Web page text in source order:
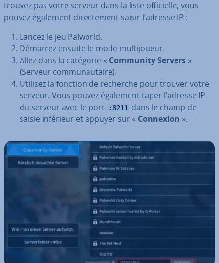
trouvez pas votre serveur dans la liste of­fi­cielle, vous
pouvez également di­rec­te­ment saisir l’adresse IP :
Lancez le jeu Palworld.
Démarrez ensuite le mode mul­ti­joueur.
Allez dans la catégorie « Community Servers »
(Serveur com­mu­nau­taire).
Utilisez la fonction de recherche pour trouver votre
serveur. Vous pouvez également taper l’adresse IP
du serveur avec le port
:8211
dans le champ de
saisie inférieur et appuyer sur « Connexion ».